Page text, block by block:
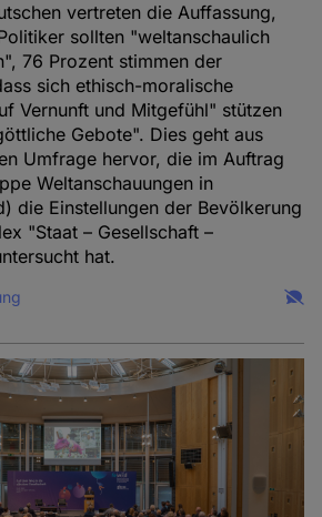
vertreten die Auffassung,
sollten "weltanschaulich
76 Prozent stimmen der
sich ethisch-moralische
Vernunft und Mitgefühl" stützen
Gebote". Dies geht aus
Umfrage hervor, die im Auftrag
Weltanschauungen in
die Einstellungen der Bevölkerung
"Staat – Gesellschaft –
hat.